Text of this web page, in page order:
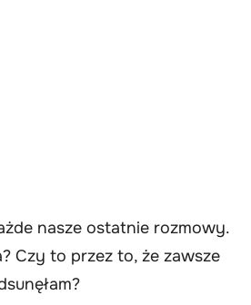
nasze ostatnie rozmowy.
Czy to przez to, że zawsze